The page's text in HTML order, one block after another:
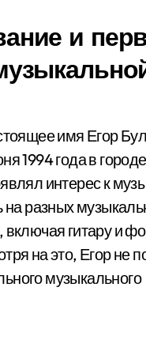
и
имя Егор
1994 года в
интерес к
на разных
включая гитару и
на это, Егор не
музыкального